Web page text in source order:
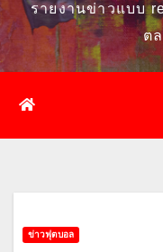
รายงานข่าวแบบ
ต
ข่าวฟุตบอล